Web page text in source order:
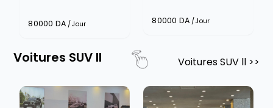
80000 DA /Jour 80000 DA /Jour
Voitures SUV ll Voitures SUV ll >>